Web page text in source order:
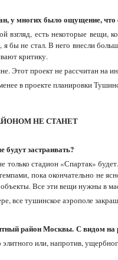
у многих было ощущение, что
взгляд, есть некоторые вещи,
бы не стал. В него внесли
критику.
Этот проект не рассчитан на
в проекте планировки
НЕ СТАНЕТ
застраивать?
стадион «Спартак»
пока окончательно не
Все эти вещи нужны в
все тушинское аэрополе
район Москвы. С видом на
или, напротив,